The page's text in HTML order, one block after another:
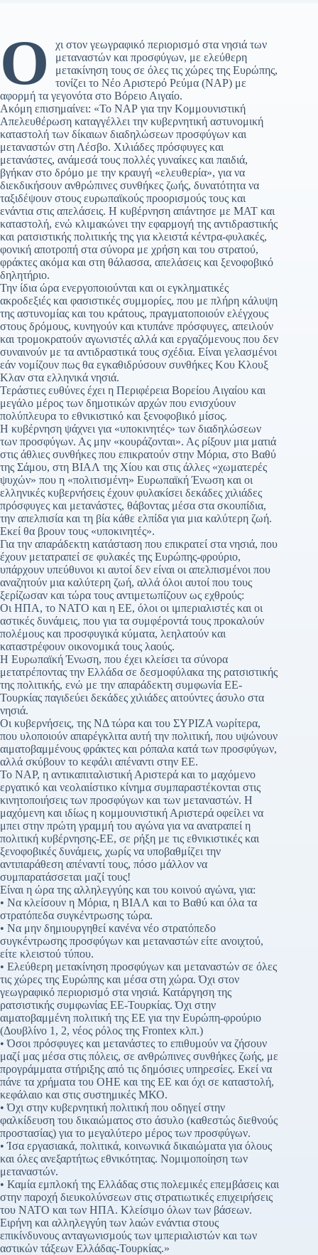
Ό
χι στον γεωγραφικό περιορισμό στα νησιά των
μεταναστών και προσφύγων, με ελεύθερη
μετακίνηση τους σε όλες τις χώρες της Ευρώπης,
τονίζει το Νέο Αριστερό Ρεύμα (ΝΑΡ) με
αφορμή τα γεγονότα στο Βόρειο Αιγαίο.
Ακόμη επισημαίνει: «Το ΝΑΡ για την Κομμουνιστική
Απελευθέρωση καταγγέλλει την κυβερνητική αστυνομική
καταστολή των δίκαιων διαδηλώσεων προσφύγων και
μεταναστών στη Λέσβο. Χιλιάδες πρόσφυγες και
μετανάστες, ανάμεσά τους πολλές γυναίκες και παιδιά,
βγήκαν στο δρόμο με την κραυγή «ελευθερία», για να
διεκδικήσουν ανθρώπινες συνθήκες ζωής, δυνατότητα να
ταξιδέψουν στους ευρωπαϊκούς προορισμούς τους και
ενάντια στις απελάσεις. Η κυβέρνηση απάντησε με ΜΑΤ και
καταστολή, ενώ κλιμακώνει την εφαρμογή της αντιδραστικής
και ρατσιστικής πολιτικής της για κλειστά κέντρα-φυλακές,
φονική αποτροπή στα σύνορα με χρήση και του στρατού,
φράκτες ακόμα και στη θάλασσα, απελάσεις και ξενοφοβικό
δηλητήριο.
Την ίδια ώρα ενεργοποιούνται και οι εγκληματικές
ακροδεξιές και φασιστικές συμμορίες, που με πλήρη κάλυψη
της αστυνομίας και του κράτους, πραγματοποιούν ελέγχους
στους δρόμους, κυνηγούν και κτυπάνε πρόσφυγες, απειλούν
και τρομοκρατούν αγωνιστές αλλά και εργαζόμενους που δεν
συναινούν με τα αντιδραστικά τους σχέδια. Είναι γελασμένοι
εάν νομίζουν πως θα εγκαθιδρύσουν συνθήκες Κου Κλουξ
Κλαν στα ελληνικά νησιά.
Τεράστιες ευθύνες έχει η Περιφέρεια Βορείου Αιγαίου και
μεγάλο μέρος των δημοτικών αρχών που ενισχύουν
πολύπλευρα το εθνικιστικό και ξενοφοβικό μίσος.
Η κυβέρνηση ψάχνει για «υποκινητές» των διαδηλώσεων
των προσφύγων. Ας μην «κουράζονται». Ας ρίξουν μια ματιά
στις άθλιες συνθήκες που επικρατούν στην Μόρια, στο Βαθύ
της Σάμου, στη ΒΙΑΛ της Χίου και στις άλλες «χωματερές
ψυχών» που η «πολιτισμένη» Ευρωπαϊκή Ένωση και οι
ελληνικές κυβερνήσεις έχουν φυλακίσει δεκάδες χιλιάδες
πρόσφυγες και μετανάστες, θάβοντας μέσα στα σκουπίδια,
την απελπισία και τη βία κάθε ελπίδα για μια καλύτερη ζωή.
Εκεί θα βρουν τους «υποκινητές».
Για την απαράδεκτη κατάσταση που επικρατεί στα νησιά, που
έχουν μετατραπεί σε φυλακές της Ευρώπης-φρούριο,
υπάρχουν υπεύθυνοι κι αυτοί δεν είναι οι απελπισμένοι που
αναζητούν μια καλύτερη ζωή, αλλά όλοι αυτοί που τους
ξερίζωσαν και τώρα τους αντιμετωπίζουν ως εχθρούς:
Οι ΗΠΑ, το ΝΑΤΟ και η ΕΕ, όλοι οι ιμπεριαλιστές και οι
αστικές δυνάμεις, που για τα συμφέροντά τους προκαλούν
πολέμους και προσφυγικά κύματα, λεηλατούν και
καταστρέφουν οικονομικά τους λαούς.
Η Ευρωπαϊκή Ένωση, που έχει κλείσει τα σύνορα
μετατρέποντας την Ελλάδα σε δεσμοφύλακα της ρατσιστικής
της πολιτικής, ενώ με την απαράδεκτη συμφωνία ΕΕ-
Τουρκίας παγιδεύει δεκάδες χιλιάδες αιτούντες άσυλο στα
νησιά.
Οι κυβερνήσεις, της ΝΔ τώρα και του ΣΥΡΙΖΑ νωρίτερα,
που υλοποιούν απαρέγκλιτα αυτή την πολιτική, που υψώνουν
αιματοβαμμένους φράκτες και ρόπαλα κατά των προσφύγων,
αλλά σκύβουν το κεφάλι απέναντι στην ΕΕ.
Το ΝΑΡ, η αντικαπιταλιστική Αριστερά και το μαχόμενο
εργατικό και νεολαιίστικο κίνημα συμπαραστέκονται στις
κινητοποιήσεις των προσφύγων και των μεταναστών. Η
μαχόμενη και ιδίως η κομμουνιστική Αριστερά οφείλει να
μπει στην πρώτη γραμμή του αγώνα για να ανατραπεί η
πολιτική κυβέρνησης-ΕΕ, σε ρήξη με τις εθνικιστικές και
ξενοφοβικές δυνάμεις, χωρίς να υποβαθμίζει την
αντιπαράθεση απέναντί τους, πόσο μάλλον να
συμπαρατάσσεται μαζί τους!
Είναι η ώρα της αλληλεγγύης και του κοινού αγώνα, για:
• Να κλείσουν η Μόρια, η ΒΙΑΛ και το Βαθύ και όλα τα
στρατόπεδα συγκέντρωσης τώρα.
• Να μην δημιουργηθεί κανένα νέο στρατόπεδο
συγκέντρωσης προσφύγων και μεταναστών είτε ανοιχτού,
είτε κλειστού τύπου.
• Ελεύθερη μετακίνηση προσφύγων και μεταναστών σε όλες
τις χώρες της Ευρώπης και μέσα στη χώρα. Όχι στον
γεωγραφικό περιορισμό στα νησιά. Κατάργηση της
ρατσιστικής συμφωνίας ΕΕ-Τουρκίας. Όχι στην
αιματοβαμμένη πολιτική της ΕΕ για την Ευρώπη-φρούριο
(Δουβλίνο 1, 2, νέος ρόλος της Frontex κλπ.)
• Όσοι πρόσφυγες και μετανάστες το επιθυμούν να ζήσουν
μαζί μας μέσα στις πόλεις, σε ανθρώπινες συνθήκες ζωής, με
προγράμματα στήριξης από τις δημόσιες υπηρεσίες. Εκεί να
πάνε τα χρήματα του ΟΗΕ και της ΕΕ και όχι σε καταστολή,
κεφάλαιο και στις συστημικές ΜΚΟ.
• Όχι στην κυβερνητική πολιτική που οδηγεί στην
φαλκίδευση του δικαιώματος στο άσυλο (καθεστώς διεθνούς
προστασίας) για το μεγαλύτερο μέρος των προσφύγων.
• Ίσα εργασιακά, πολιτικά, κοινωνικά δικαιώματα για όλους
και όλες ανεξαρτήτως εθνικότητας. Νομιμοποίηση των
μεταναστών.
• Καμία εμπλοκή της Ελλάδας στις πολεμικές επεμβάσεις και
στην παροχή διευκολύνσεων στις στρατιωτικές επιχειρήσεις
του ΝΑΤΟ και των ΗΠΑ. Κλείσιμο όλων των βάσεων.
Ειρήνη και αλληλεγγύη των λαών ενάντια στους
επικίνδυνους ανταγωνισμούς των ιμπεριαλιστών και των
αστικών τάξεων Ελλάδας-Τουρκίας.»